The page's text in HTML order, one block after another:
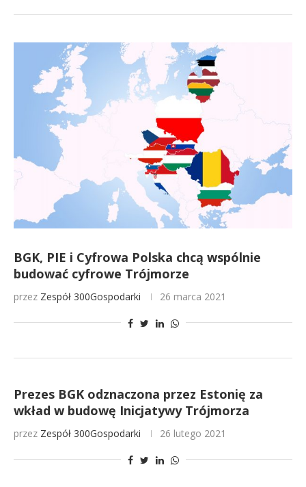
BGK, PIE i Cyfrowa Polska chcą wspólnie
budować cyfrowe Trójmorze
przez Zespół 300Gospodarki 26 marca 2021
Prezes BGK odznaczona przez Estonię za
wkład w budowę Inicjatywy Trójmorza
przez Zespół 300Gospodarki 26 lutego 2021